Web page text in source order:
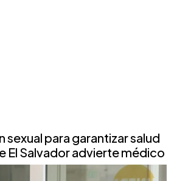
sexual para garantizar salud
El Salvador advierte médico